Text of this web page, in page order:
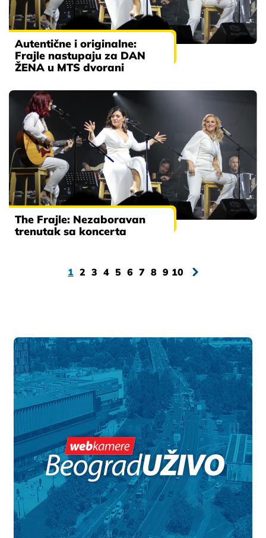
Autentične i originalne:
Frajle nastupaju za DAN
ŽENA u MTS dvorani
The Frajle: Nezaboravan
trenutak sa koncerta
1 2 3 4 5 6 7 8 9 10